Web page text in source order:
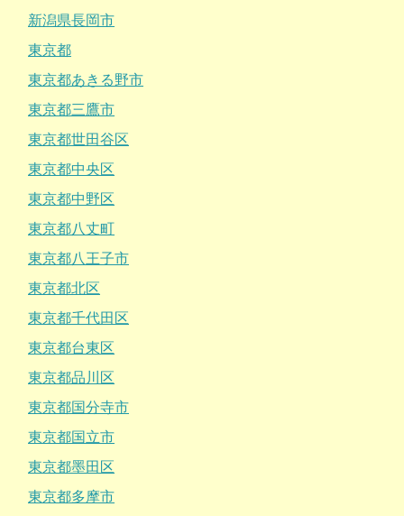
新潟県長岡市
東京都
東京都あきる野市
東京都三鷹市
東京都世田谷区
東京都中央区
東京都中野区
東京都八丈町
東京都八王子市
東京都北区
東京都千代田区
東京都台東区
東京都品川区
東京都国分寺市
東京都国立市
東京都墨田区
東京都多摩市